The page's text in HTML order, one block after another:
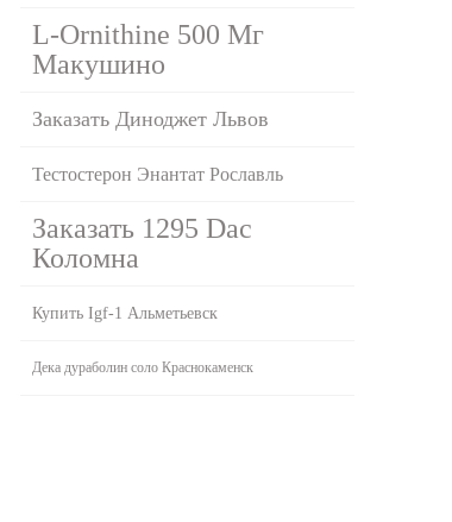
L-Ornithine 500 Мг
Макушино
Заказать Диноджет Львов
Тестостерон Энантат Рославль
Заказать 1295 Dac
Коломна
Купить Igf-1 Альметьевск
Дека дураболин соло Краснокаменск